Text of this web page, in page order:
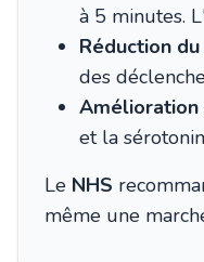
à 5 minutes.
Réduction
des
Amélioration
et la
Le NHS
même une